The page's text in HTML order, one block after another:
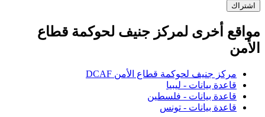
اشتراك
مواقع أخرى لمركز جنيف لحوكمة قطاع
الأمن
مركز جنيف لحوكمة قطاع الأمن DCAF
قاعدة بيانات - ليبيا
قاعدة بيانات - فلسطين
قاعدة بيانات - تونس